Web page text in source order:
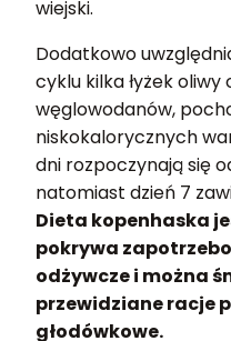
wiejski.
Dodatkowo
cyklu kilka łyżek
węglowodanów,
niskokalorycznych
dni rozpoczynają się
natomiast dzień 7
Dieta kopenhaska
pokrywa
odżywcze i można
przewidziane racje
głodówkowe.